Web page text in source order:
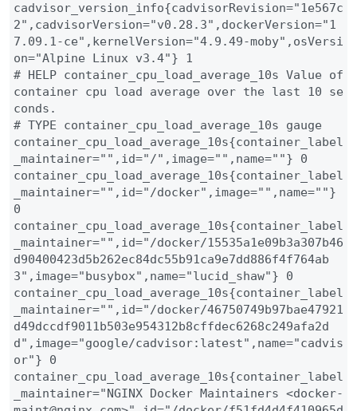
cadvisor_version_info{cadvisorRevision="1e567c
2",cadvisorVersion="v0.28.3",dockerVersion="1
7.09.1-ce",kernelVersion="4.9.49-moby",osVersi
on="Alpine Linux v3.4"} 1
# HELP container_cpu_load_average_10s Value of
container cpu load average over the last 10 se
conds.
# TYPE container_cpu_load_average_10s gauge
container_cpu_load_average_10s{container_label
_maintainer="",id="/",image="",name=""} 0
container_cpu_load_average_10s{container_label
_maintainer="",id="/docker",image="",name=""}
0
container_cpu_load_average_10s{container_label
_maintainer="",id="/docker/15535a1e09b3a307b46
d90400423d5b262ec84dc55b91ca9e7dd886f4f764ab
3",image="busybox",name="lucid_shaw"} 0
container_cpu_load_average_10s{container_label
_maintainer="",id="/docker/46750749b97bae47921
d49dccdf9011b503e954312b8cffdec6268c249afa2d
d",image="google/cadvisor:latest",name="cadvis
or"} 0
container_cpu_load_average_10s{container_label
_maintainer="NGINX Docker Maintainers <docker-